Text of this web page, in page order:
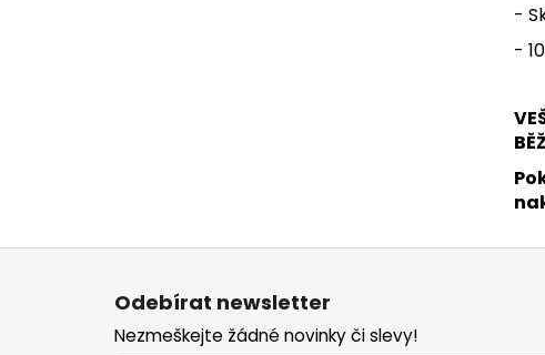
-
-
Z
Odebírat newsletter
Nezmeškejte žádné novinky či slevy!